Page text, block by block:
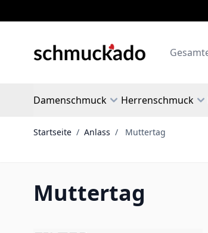
Search
Damenschmuck Herrenschmuck
Startseite / Anlass / Muttertag
Muttertag